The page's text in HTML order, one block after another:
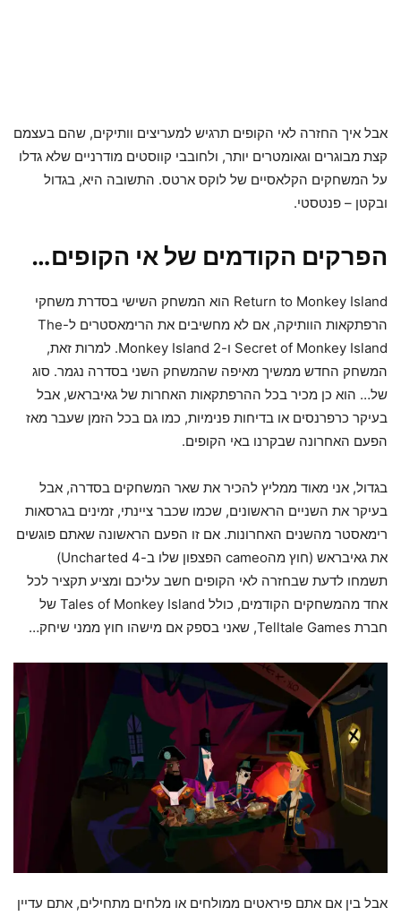
אבל איך החזרה לאי הקופים תרגיש למעריצים וותיקים, שהם בעצמם
קצת מבוגרים וגאומטרים יותר, ולחובבי קווסטים מודרניים שלא גדלו
על המשחקים הקלאסיים של לוקס ארטס. התשובה היא, בגדול
ובקטן – פנטסטי.
הפרקים הקודמים של אי הקופים…
Return to Monkey Island הוא המשחק השישי בסדרת משחקי
הרפתקאות הוותיקה, אם לא מחשיבים את הרימאסטרים ל-The
Secret of Monkey Island ו-Monkey Island 2. למרות זאת,
המשחק החדש ממשיך מאיפה שהמשחק השני בסדרה נגמר. סוג
של… הוא כן מכיר בכל ההרפתקאות האחרות של גאיבראש, אבל
בעיקר כרפרנסים או בדיחות פנימיות, כמו גם בכל הזמן שעבר מאז
הפעם האחרונה שבקרנו באי הקופים.
בגדול, אני מאוד ממליץ להכיר את שאר המשחקים בסדרה, אבל
בעיקר את השניים הראשונים, שכמו שכבר ציינתי, זמינים בגרסאות
רימאסטר מהשנים האחרונות. אם זו הפעם הראשונה שאתם פוגשים
את גאיבראש (חוץ מהcameo הפצפון שלו ב-Uncharted 4)
תשמחו לדעת שבחזרה לאי הקופים חשב עליכם ומציע תקציר לכל
אחד מהמשחקים הקודמים, כולל Tales of Monkey Island של
חברת Telltale Games, שאני בספק אם מישהו חוץ ממני שיחק…
אבל בין אם אתם פיראטים ממולחים או מלחים מתחילים, אתם עדיין